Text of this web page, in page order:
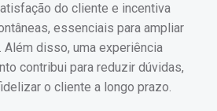
do cliente e incentiva
essenciais para ampliar
disso, uma experiência
contribui para reduzir dúvidas,
o cliente a longo prazo.